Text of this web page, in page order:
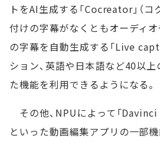
トをAI生成する「Cocreator」（コ
付けの字幕がなくともオーディ
の字幕を自動生成する「Live
ション、英語や日本語など40以上
た機能を利用できるようになる。
その他、NPUによって「Davinci
といった動画編集アプリの一部